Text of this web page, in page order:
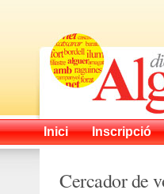
Inici Inscripció
Cercador de